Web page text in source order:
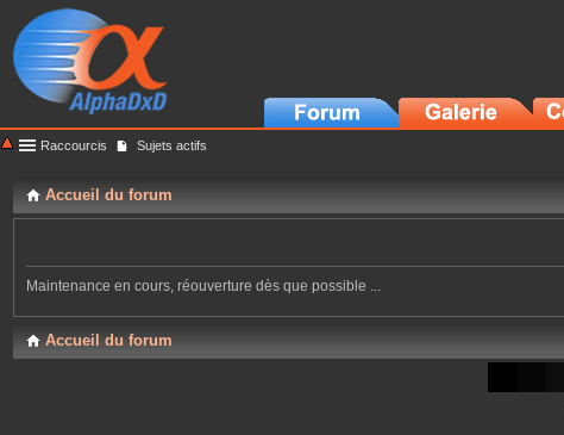
Raccourcis Sujets actifs
Accueil du forum
Maintenance en cours, réouverture dès que possible ...
Accueil du forum